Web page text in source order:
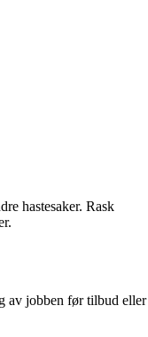
hastesaker. Rask
av jobben før tilbud eller